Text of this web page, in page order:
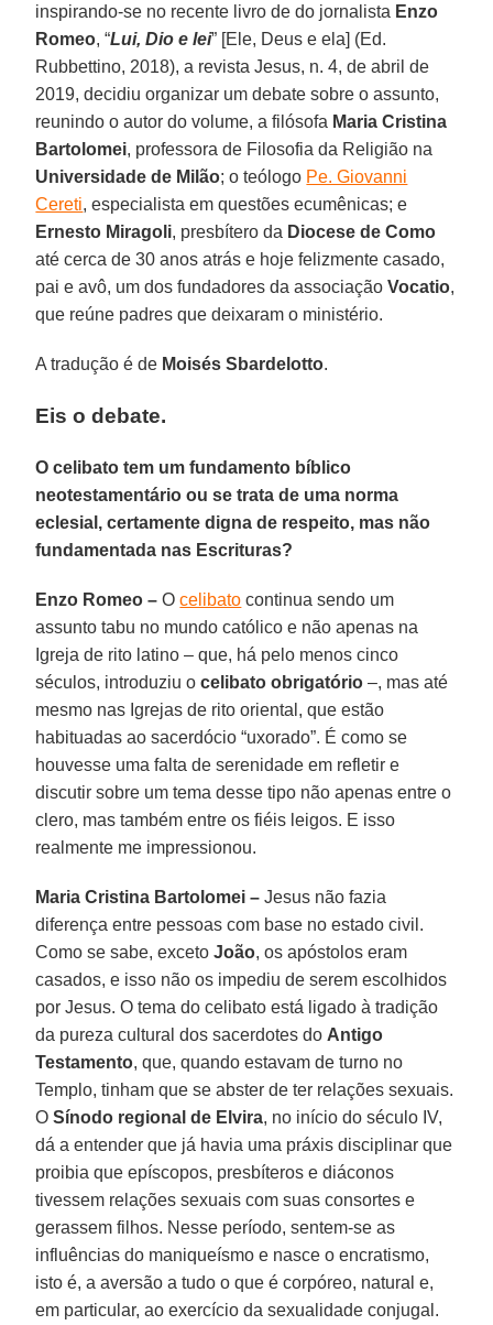
inspirando-se no recente livro de do jornalista Enzo
Romeo, “Lui, Dio e lei” [Ele, Deus e ela] (Ed.
Rubbettino, 2018), a revista Jesus, n. 4, de abril de
2019, decidiu organizar um debate sobre o assunto,
reunindo o autor do volume, a filósofa Maria Cristina
Bartolomei, professora de Filosofia da Religião na
Universidade de Milão; o teólogo Pe. Giovanni
Cereti, especialista em questões ecumênicas; e
Ernesto Miragoli, presbítero da Diocese de Como
até cerca de 30 anos atrás e hoje felizmente casado,
pai e avô, um dos fundadores da associaçãoVocatio,
que reúne padres que deixaram o ministério.
A tradução é de Moisés Sbardelotto.
Eis o debate.
O celibato tem um fundamento bíblico
neotestamentário ou se trata de uma norma
eclesial, certamente digna de respeito, mas não
fundamentada nas Escrituras?
Enzo Romeo – Ocelibato continua sendo um
assunto tabu no mundo católico e não apenas na
Igreja de rito latino – que, há pelo menos cinco
séculos, introduziu ocelibato obrigatório –, mas até
mesmo nas Igrejas de rito oriental, que estão
habituadas ao sacerdócio “uxorado”. É como se
houvesse uma falta de serenidade em refletir e
discutir sobre um tema desse tipo não apenas entre o
clero, mas também entre os fiéis leigos. E isso
realmente me impressionou.
Maria Cristina Bartolomei –Jesus não fazia
diferença entre pessoas com base no estado civil.
Como se sabe, excetoJoão, os apóstolos eram
casados, e isso não os impediu de serem escolhidos
por Jesus. O tema do celibato está ligado à tradição
da pureza cultural dos sacerdotes do Antigo
Testamento, que, quando estavam de turno no
Templo, tinham que se abster de ter relações sexuais.
OSínodo regional de Elvira, no início do século IV,
dá a entender que já havia uma práxis disciplinar que
proibia que epíscopos, presbíteros e diáconos
tivessem relações sexuais com suas consortes e
gerassem filhos. Nesse período, sentem-se as
influências do maniqueísmo e nasce o encratismo,
isto é, a aversão a tudo o que é corpóreo, natural e,
em particular, ao exercício da sexualidade conjugal.